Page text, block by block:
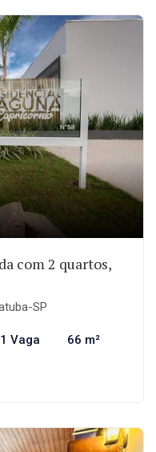
com 2 quartos,
SP
1 Vaga 66 m²